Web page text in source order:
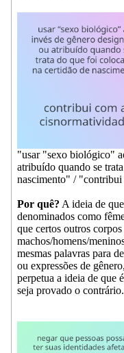
"usar "sexo biológico"
atribuído quando se
nascimento" /
Por quê? A ideia de
denominados como
que certos outros
machos/homens/
mesmas palavras para
ou expressões de
perpetua a ideia de que
seja provado o